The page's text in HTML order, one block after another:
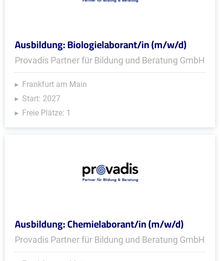
Ausbildung: Biologielaborant/in (m/w/d)
Provadis Partner für Bildung und Beratung GmbH
Frankfurt am Main
Start: 2027
Freie Plätze: 1
Ausbildung: Chemielaborant/in (m/w/d)
Provadis Partner für Bildung und Beratung GmbH